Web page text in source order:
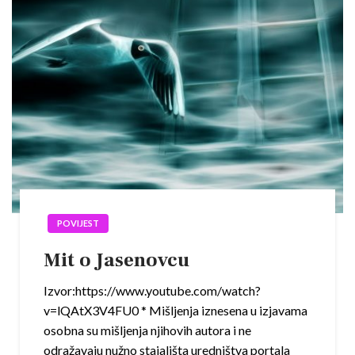
POVIJEST
Mit o Jasenovcu
Izvor:https://www.youtube.com/watch?
v=lQAtX3V4FU0 * Mišljenja iznesena u izjavama
osobna su mišljenja njihovih autora i ne
odražavaju nužno stajališta uredništva portala